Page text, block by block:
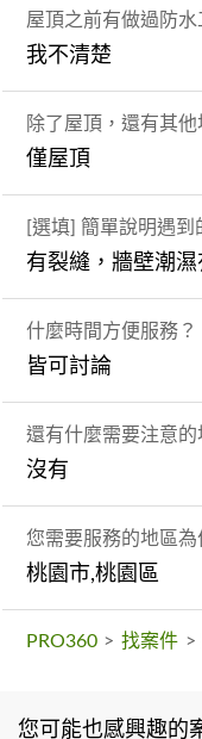
屋頂之前有做過防水
我不清楚
除了屋頂，還有其
僅屋頂
[選填] 簡單說明遇到
有裂縫，牆壁潮濕
什麼時間方便服務？
皆可討論
還有什麼需要注意的
沒有
您需要服務的地區為
桃園市,桃園區
PRO360 > 找案件 >
您可能也感興趣的